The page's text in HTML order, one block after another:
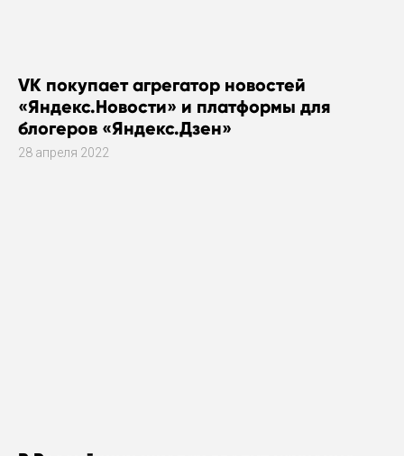
VK покупает агрегатор новостей
«Яндекс.Новости» и платформы для
блогеров «Яндекс.Дзен»
28 апреля 2022